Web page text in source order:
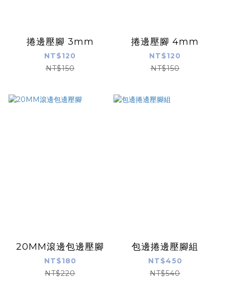
捲邊壓腳 3mm
NT$120
NT$150
捲邊壓腳 4mm
NT$120
NT$150
20MM滾邊包邊壓腳
NT$180
NT$220
包邊捲邊壓腳組
NT$450
NT$540